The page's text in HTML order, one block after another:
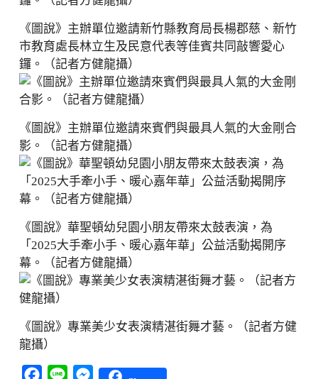
《圖說》主辦單位邀請新竹縣教育局長楊郡慈、新竹
市教育處長林立生及民意代表等佳賓共同敲響愛心
鑼。（記者方健龍攝）
《圖說》主辦單位邀請來賓們與最具人氣的大金剛合
影。（記者方健龍攝）
《圖說》華聖頓幼兒園小朋友帶來太鼓表演，為
「2025大手牽小手、暖心嘉年華」公益活動揭開序
幕。（記者方健龍攝）
《圖說》專業美少女表演精湛街舞才藝。（記者方健
龍攝）
Facebook
Line Messenger